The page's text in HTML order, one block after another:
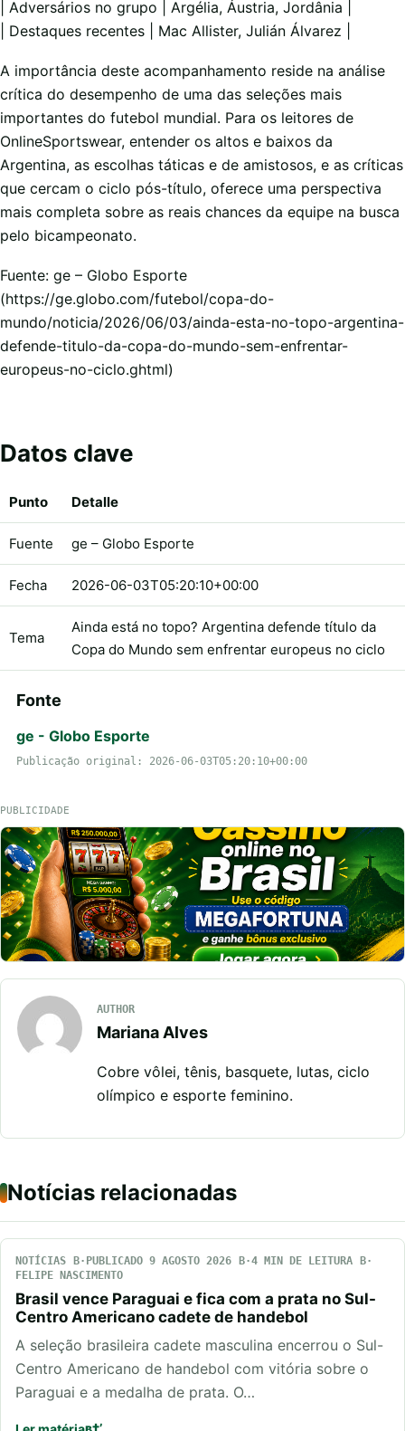
| Adversários no grupo | Argélia, Áustria, Jordânia |
| Destaques recentes | Mac Allister, Julián Álvarez |
A importância deste acompanhamento reside na análise
crítica do desempenho de uma das seleções mais
importantes do futebol mundial. Para os leitores de
OnlineSportswear, entender os altos e baixos da
Argentina, as escolhas táticas e de amistosos, e as críticas
que cercam o ciclo pós-título, oferece uma perspectiva
mais completa sobre as reais chances da equipe na busca
pelo bicampeonato.
Fuente: ge – Globo Esporte
(https://ge.globo.com/futebol/copa-do-
mundo/noticia/2026/06/03/ainda-esta-no-topo-argentina-
defende-titulo-da-copa-do-mundo-sem-enfrentar-
europeus-no-ciclo.ghtml)
Datos clave
Punto Detalle
Fuente ge – Globo Esporte
Fecha 2026-06-03T05:20:10+00:00
Tema
Ainda está no topo? Argentina defende título da
Copa do Mundo sem enfrentar europeus no ciclo
Fonte
ge - Globo Esporte
Publicação original: 2026-06-03T05:20:10+00:00
PUBLICIDADE
AUTHOR
Mariana Alves
Cobre vôlei, tênis, basquete, lutas, ciclo
olímpico e esporte feminino.
Notícias relacionadas
NOTÍCIAS PUBLICADO 9 AGOSTO 2026
4 MIN DE LEITURA
FELIPE NASCIMENTO
Brasil vence Paraguai e fica com a prata no Sul-
Centro Americano cadete de handebol
A seleção brasileira cadete masculina encerrou o Sul-
Centro Americano de handebol com vitória sobre o
Paraguai e a medalha de prata. O…